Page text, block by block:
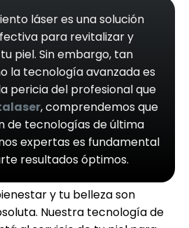
láser es una solución
para revitalizar y
piel. Sin embargo, tan
la tecnología avanzada es
pericia del profesional que
, comprendemos que
de tecnologías de última
expertas es fundamental
resultados óptimos.
y tu belleza son
Nuestra tecnología de